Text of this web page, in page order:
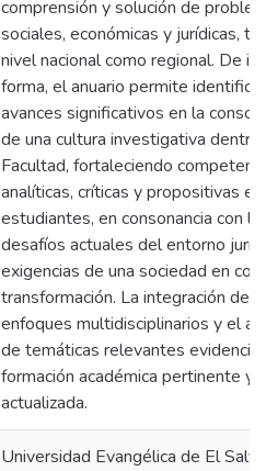
comprensión y solución de
sociales, económicas y jurídicas,
nivel nacional como regional. De
forma, el anuario permite identificar
avances significativos en la
de una cultura investigativa dentro
Facultad, fortaleciendo
analíticas, críticas y propositivas
estudiantes, en consonancia con
desafíos actuales del entorno
exigencias de una sociedad en
transformación. La integración de
enfoques multidisciplinarios y el
de temáticas relevantes
formación académica pertinente y
actualizada.
Universidad Evangélica de El